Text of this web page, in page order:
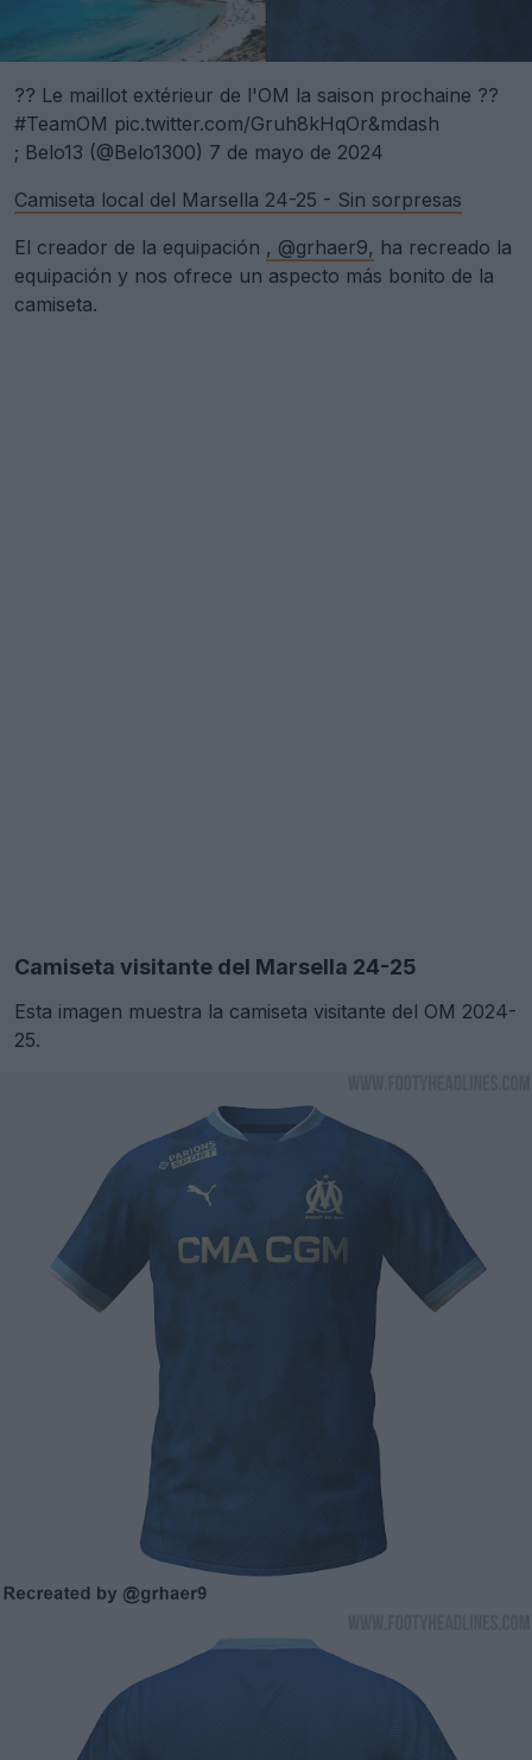
?? Le maillot extérieur de l'OM la saison prochaine ??
#TeamOM pic.twitter.com/Gruh8kHqOr&mdash
; Belo13 (@Belo1300) 7 de mayo de 2024
Camiseta local del Marsella 24-25 - Sin sorpresas
El creador de la equipación , @grhaer9, ha recreado la
equipación y nos ofrece un aspecto más bonito de la
camiseta.
Camiseta visitante del Marsella 24-25
Esta imagen muestra la camiseta visitante del OM 2024-
25.